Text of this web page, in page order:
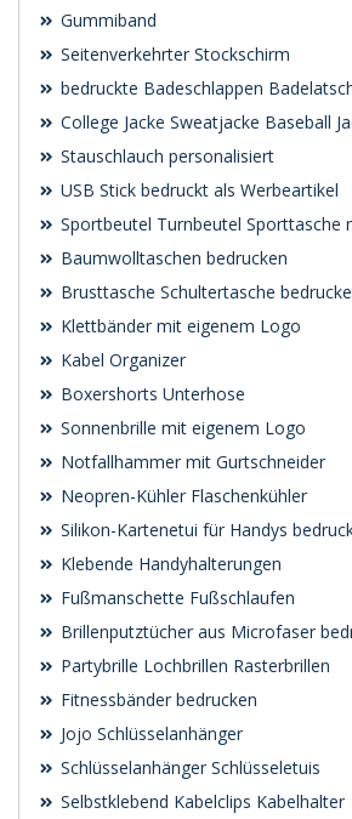
Gummiband
Seitenverkehrter Stockschirm
bedruckte Badeschlappen
College Jacke Sweatjacke Baseball
Stauschlauch personalisiert
USB Stick bedruckt als Werbeartikel
Sportbeutel Turnbeutel Sporttasche
Baumwolltaschen bedrucken
Brusttasche Schultertasche
Klettbänder mit eigenem Logo
Kabel Organizer
Boxershorts Unterhose
Sonnenbrille mit eigenem Logo
Notfallhammer mit Gurtschneider
Neopren-Kühler Flaschenkühler
Silikon-Kartenetui für Handys
Klebende Handyhalterungen
Fußmanschette Fußschlaufen
Brillenputztücher aus Microfaser
Partybrille Lochbrillen Rasterbrillen
Fitnessbänder bedrucken
Jojo Schlüsselanhänger
Schlüsselanhänger Schlüsseletuis
Selbstklebend Kabelclips Kabelhalter